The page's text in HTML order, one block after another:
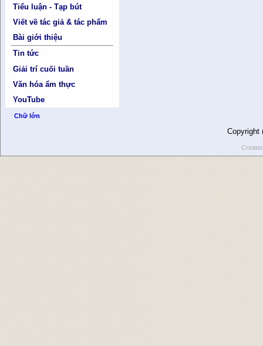
Tiểu luận - Tạp bút
Viết về tác giả & tác phẩm
Bài giới thiệu
Tin tức
Giải trí cuối tuần
Văn hóa ẩm thực
YouTube
Chữ lớn
Copyright